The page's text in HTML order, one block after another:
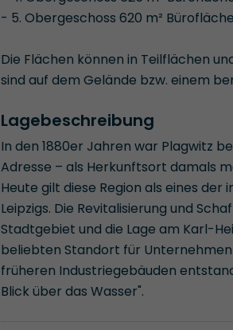
- 5. Obergeschoss 620 m² Bürofläche
Die Flächen können in Teilflächen
sind auf dem Gelände bzw. einem
Lagebeschreibung
In den 1880er Jahren war Plagwitz
Adresse – als Herkunftsort damals
Heute gilt diese Region als eines
Leipzigs. Die Revitalisierung und
Stadtgebiet und die Lage am Karl-
beliebten Standort für
früheren Industriegebäuden
Blick über das Wasser".